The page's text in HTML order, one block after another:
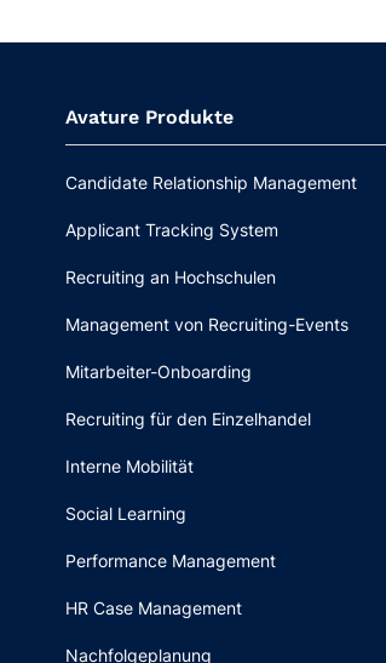
Avature Produkte
Candidate Relationship Management
Applicant Tracking System
Recruiting an Hochschulen
Management von Recruiting-Events
Mitarbeiter-Onboarding
Recruiting für den Einzelhandel
Interne Mobilität
Social Learning
Performance Management
HR Case Management
Nachfolgeplanung